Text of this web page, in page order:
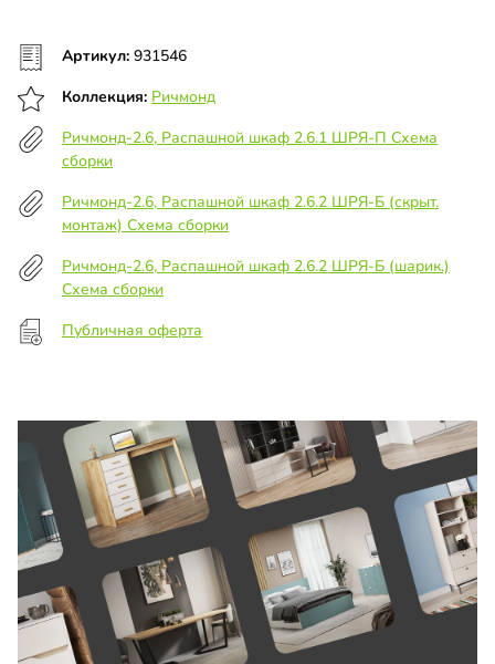
Артикул: 931546
Коллекция: Ричмонд
Ричмонд-2.6, Распашной шкаф 2.6.1 ШРЯ-П Схема
сборки
Ричмонд-2.6, Распашной шкаф 2.6.2 ШРЯ-Б (скрыт.
монтаж) Схема сборки
Ричмонд-2.6, Распашной шкаф 2.6.2 ШРЯ-Б (шарик.)
Схема сборки
Публичная оферта